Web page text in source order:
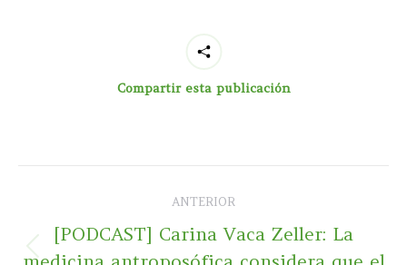
Compartir esta publicación
entre
ANTERIOR
Publicación
[PODCAST] Carina Vaca Zeller: La